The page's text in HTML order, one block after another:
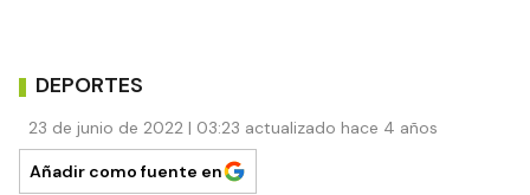
DEPORTES
23 de junio de 2022 | 03:23 actualizado hace 4 años
Añadir como fuente en